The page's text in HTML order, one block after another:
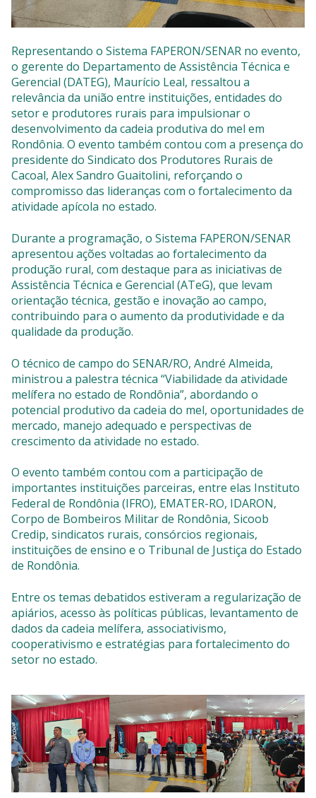
Representando o Sistema FAPERON/SENAR no evento,
o gerente do Departamento de Assistência Técnica e
Gerencial (DATEG), Maurício Leal, ressaltou a
relevância da união entre instituições, entidades do
setor e produtores rurais para impulsionar o
desenvolvimento da cadeia produtiva do mel em
Rondônia. O evento também contou com a presença do
presidente do Sindicato dos Produtores Rurais de
Cacoal, Alex Sandro Guaitolini, reforçando o
compromisso das lideranças com o fortalecimento da
atividade apícola no estado.
Durante a programação, o Sistema FAPERON/SENAR
apresentou ações voltadas ao fortalecimento da
produção rural, com destaque para as iniciativas de
Assistência Técnica e Gerencial (ATeG), que levam
orientação técnica, gestão e inovação ao campo,
contribuindo para o aumento da produtividade e da
qualidade da produção.
O técnico de campo do SENAR/RO, André Almeida,
ministrou a palestra técnica “Viabilidade da atividade
melífera no estado de Rondônia”, abordando o
potencial produtivo da cadeia do mel, oportunidades de
mercado, manejo adequado e perspectivas de
crescimento da atividade no estado.
O evento também contou com a participação de
importantes instituições parceiras, entre elas Instituto
Federal de Rondônia (IFRO), EMATER-RO, IDARON,
Corpo de Bombeiros Militar de Rondônia, Sicoob
Credip, sindicatos rurais, consórcios regionais,
instituições de ensino e o Tribunal de Justiça do Estado
de Rondônia.
Entre os temas debatidos estiveram a regularização de
apiários, acesso às políticas públicas, levantamento de
dados da cadeia melífera, associativismo,
cooperativismo e estratégias para fortalecimento do
setor no estado.